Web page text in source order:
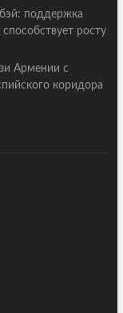
поддержка
способствует росту
Армении с
коридора